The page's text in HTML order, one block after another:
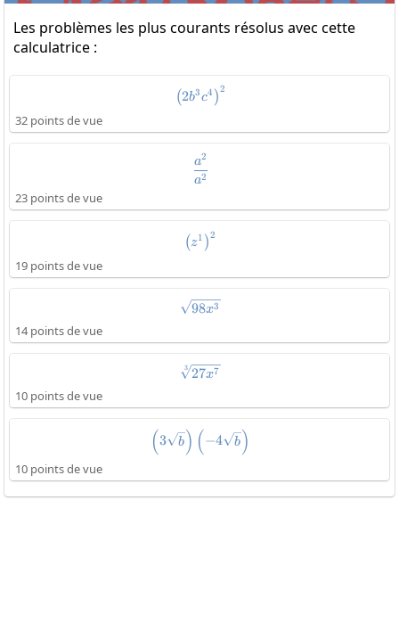
Les problèmes les plus courants résolus avec cette
calculatrice :
\left(2b^3c^4\right)^2
(2b3c4 )
2
32 points de vue
\frac{a^2}{a^2}
a2
a2
23 points de vue
\left(z^1\right)^2
(z1 )
2
19 points de vue
\sqrt{98x^3}
98x3
14 points de vue
\sqrt[3]{27x^7}
3 27x7
10 points de vue
\left(3\sqrt{b}\right)\left(-
(3 b) (−4 b )
10 points de vue